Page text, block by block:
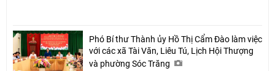
Phó Bí thư Thành ủy Hồ Thị Cẩm Đào làm việc
với các xã Tài Văn, Liêu Tú, Lịch Hội Thượng
và phường Sóc Trăng